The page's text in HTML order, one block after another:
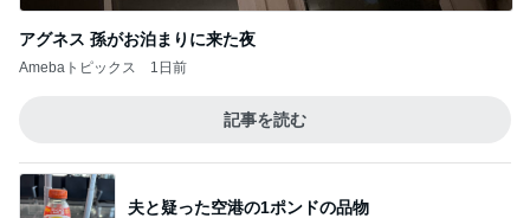
アグネス 孫がお泊まりに来た夜
Amebaトピックス 1日前
記事を読む
夫と疑った空港の1ポンドの品物